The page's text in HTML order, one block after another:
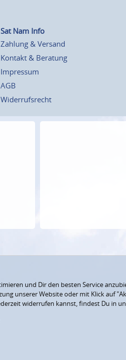
Sat Nam Info
Zahlung & Versand
Kontakt & Beratung
Impressum
AGB
Widerrufsrecht
und Dir den besten Service
unserer Website oder mit Klick auf
widerrufen kannst, findest Du in